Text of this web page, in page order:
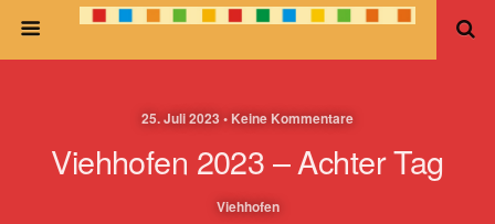
25. Juli 2023 • Keine Kommentare
Viehhofen 2023 – Achter Tag
Viehhofen